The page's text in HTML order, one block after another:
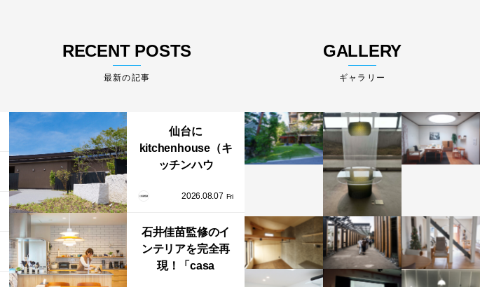
RECENT POSTS
最新の記事
仙台に
kitchenhouse（キ
ッチンハウ
（グラフテクト）
型ショールームが
オープン！
2026.08.07 Fri
石井佳苗監修のイ
ンテリアを完全再
現！「casa
GALLERY
ギャラリー